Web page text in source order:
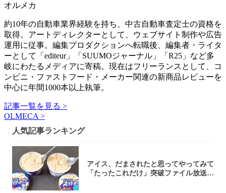
オルメカ
約10年の自動車業界経験を持ち、中古自動車査定士の資格を
取得。アートディレクターとして、ウェブサイト制作や広告
運用に従事。編集プロダクションへ転職後、編集者・ライタ
ーとして「editeur」「SUUMOジャーナル」「R25」など多
岐にわたるメディアに寄稿。現在はフリーランスとして、コ
ンビニ・ファストフード・メーカー関連の新商品レビューを
中心に年間1000本以上執筆。
記事一覧を見る >
OLMECA >
人気記事ランキング
アイス、だまされたと思ってやってみて
「たったこれだけ」突破ファイル放送で